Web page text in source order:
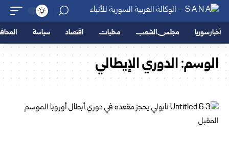
أخبار سوريا مجلس الشعب محليات اقتصاد سياسة
الوسم:الدوري الإيطالي